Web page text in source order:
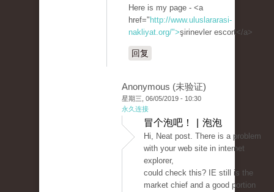
Here is my page - <a
href=" http://www.uluslararasi-
nakliyat.org/">şirinevler escort</a>
回复
Anonymous (未验证)
星期三, 06/05/2019 - 10:30
永久连接
冒个泡吧！ | 泡泡
Hi, Neat post. There is a problem
with your web site in internet
explorer,
could check this? IE still is the
market chief and a good portion